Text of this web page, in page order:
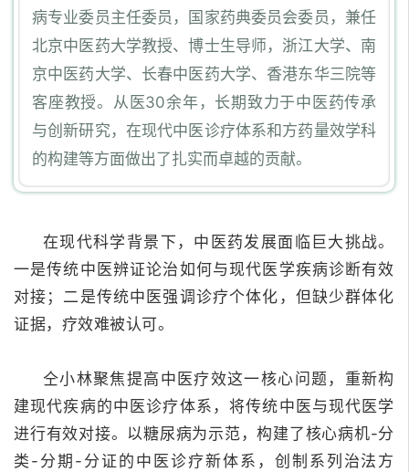
病专业委员主任委员，国家药典委员会委员，兼任
北京中医药大学教授、博士生导师，浙江大学、南
京中医药大学、长春中医药大学、香港东华三院等
客座教授。 从医30余年，长期致力于中医药传承
与创新研究，在现代中医诊疗体系和方药量效学科
的构建等方面做出了扎实而卓越的贡献。
在现代科学背景下，中医药发展面临巨大挑战。
一是传统中医辨证论治如何与现代医学疾病诊断有效
对接； 二是传统中医强调诊疗个体化，但缺少群体化
证据，疗效难被认可。
仝小林聚焦提高中医疗效这一核心问题，重新构
建现代疾病的中医诊疗体系，将传统中医与现代医学
进行有效对接。 以糖尿病为示范，构建了核心病机-分
类-分期-分证的中医诊疗新体系，创制系列治法方